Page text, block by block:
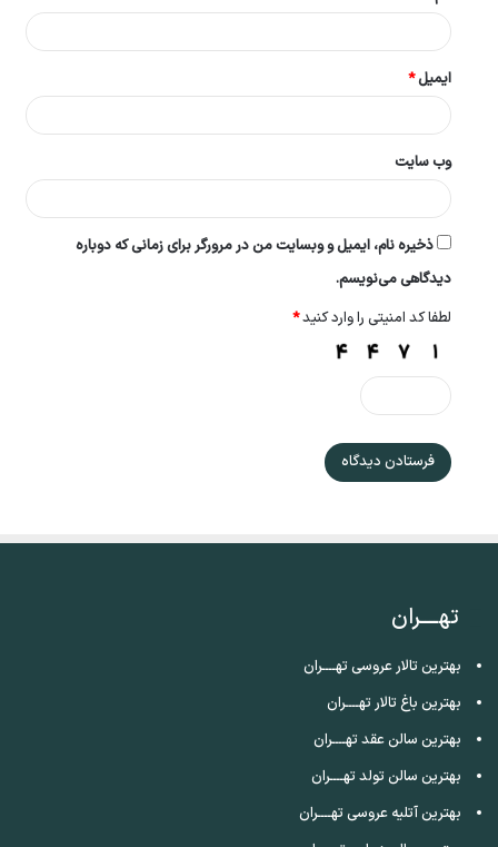
ایمیل*
وب‌ سایت
ذخیره نام، ایمیل و وبسایت من در مرورگر برای زمانی که دوباره
دیدگاهی می‌نویسم.
لطفا کد امنیتی را وارد کنید*
تهــــران
بهترین تالار عروسی تهــــران
بهترین باغ تالار تهــــران
بهترین سالن عقد تهــــران
بهترین سالن تولد تهــــران
بهترین آتلیه عروسی تهــــران